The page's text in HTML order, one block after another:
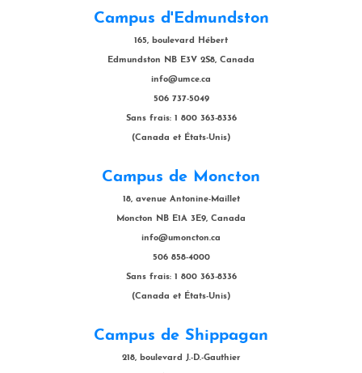
Campus d'Edmundston
165, boulevard Hébert
Edmundston NB E3V 2S8, Canada
info@umce.ca
506 737-5049
Sans frais: 1 800 363-8336
(Canada et États-Unis)
Campus de Moncton
18, avenue Antonine-Maillet
Moncton NB E1A 3E9, Canada
info@umoncton.ca
506 858-4000
Sans frais: 1 800 363-8336
(Canada et États-Unis)
Campus de Shippagan
218, boulevard J.-D.-Gauthier